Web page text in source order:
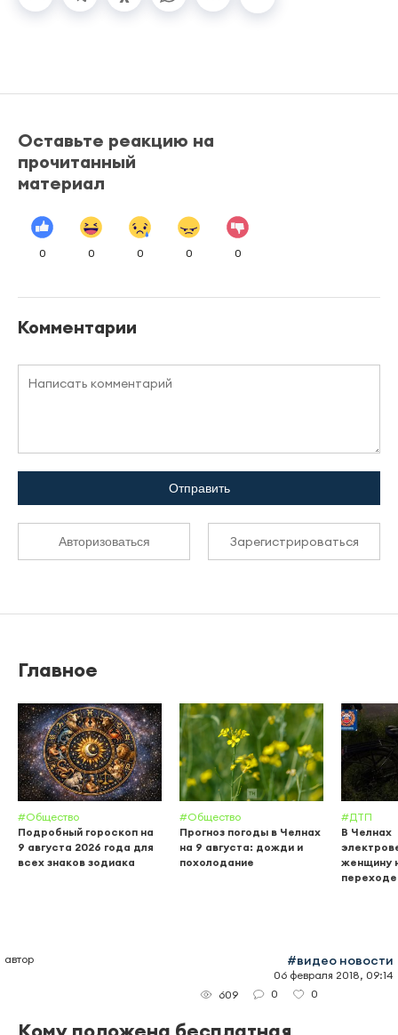
Оставьте реакцию на
прочитанный
материал
0 0 0 0 0
Комментарии
Отправить
Авторизоваться Зарегистрироваться
Главное
#Общество
Подробный гороскоп на
9 августа 2026 года для
всех знаков зодиака
#Общество
Прогноз погоды в Челнах
на 9 августа: дожди и
похолодание
#ДТП
В Челнах
женщину
переходе
автор #видео новости
06 февраля 2018, 09:14
609
0 0